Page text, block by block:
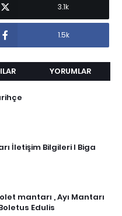
3.1k
1.5k
YORUMLAR
İletişim Bilgileri I Biga
mantarı , Ayı Mantarı
Edulis